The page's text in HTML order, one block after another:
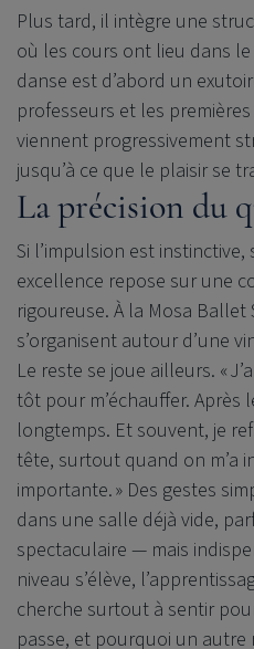
Plus tard, il intègre une
où les cours ont lieu dans
danse est d’abord un
professeurs et les
viennent progressivement
jusqu’à ce que le plaisir se
La précision du
Si l’impulsion est
excellence repose sur une
rigoureuse. À la Mosa Ballet
s’organisent autour d’une
Le reste se joue ailleurs. «
tôt pour m’échauffer. Après
longtemps. Et souvent, je
tête, surtout quand on m’a
importante. » Des gestes
dans une salle déjà vide,
spectaculaire — mais
niveau s’élève,
cherche surtout à sentir
passe, et pourquoi un autre